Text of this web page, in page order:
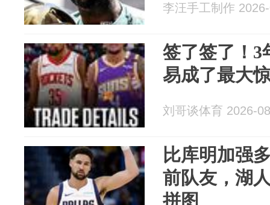
李汪手工制作
签了签了！3
易成了最大
刘哥谈体育 2026-
比库明加强
前队友，湖
拼图